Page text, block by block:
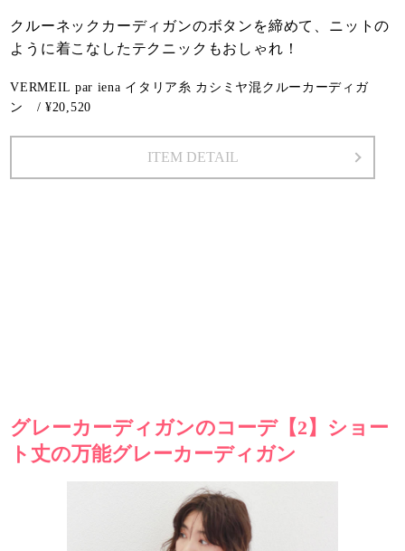
クルーネックカーディガンのボタンを締めて、ニットの
ように着こなしたテクニックもおしゃれ！
VERMEIL par iena イタリア糸 カシミヤ混クルーカーディガ
ン / ¥20,520
ITEM DETAIL
グレーカーディガンのコーデ【2】ショー
ト丈の万能グレーカーディガン